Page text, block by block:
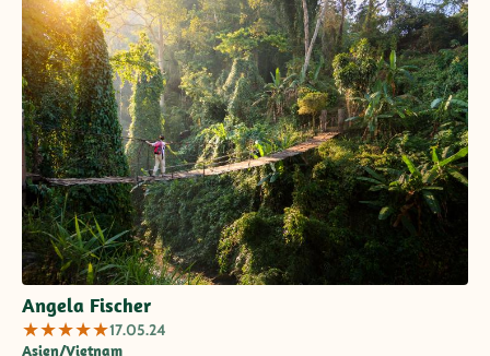
Angela Fischer
★★★★★17.05.24
Asien/Vietnam